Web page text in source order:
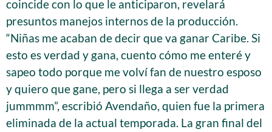
coincide con lo que le anticiparon, revelará
presuntos manejos internos de la producción.
“Niñas me acaban de decir que va ganar Caribe. Si
esto es verdad y gana, cuento cómo me enteré y
sapeo todo porque me volví fan de nuestro esposo
y quiero que gane, pero si llega a ser verdad
jummmm”, escribió Avendaño, quien fue la primera
eliminada de la actual temporada. La gran final del